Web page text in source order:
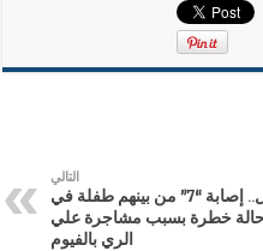
التالي
عاجل.. إصابة “7” من بينهم طفلة في
خطرة بسبب مشاجرة علي
الري بالفيوم